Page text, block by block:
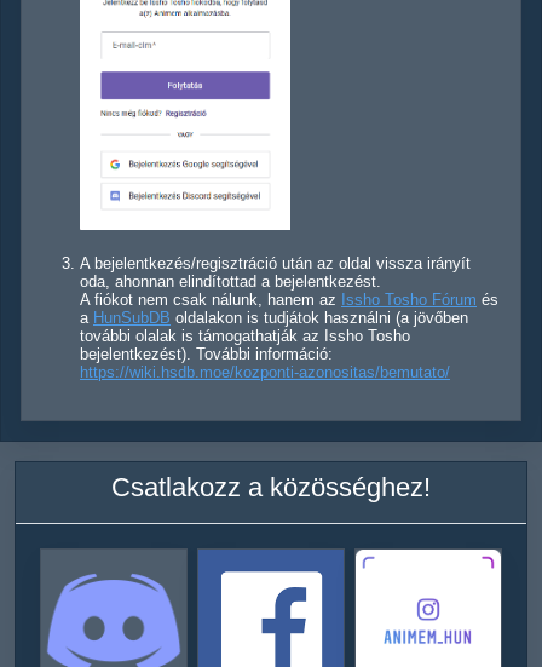
A bejelentkezés/regisztráció után az oldal vissza irányít
oda, ahonnan elindítottad a bejelentkezést.
A fiókot nem csak nálunk, hanem az Issho Tosho Fórum és
a HunSubDB oldalakon is tudjátok használni (a jövőben
további olalak is támogathatják az Issho Tosho
bejelentkezést). További információ:
https://wiki.hsdb.moe/kozponti-azonositas/bemutato/
Csatlakozz a közösséghez!